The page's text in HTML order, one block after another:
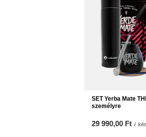
SET Yerba Mate
személyre
29 990,00 Ft /